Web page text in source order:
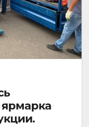
ярмарка